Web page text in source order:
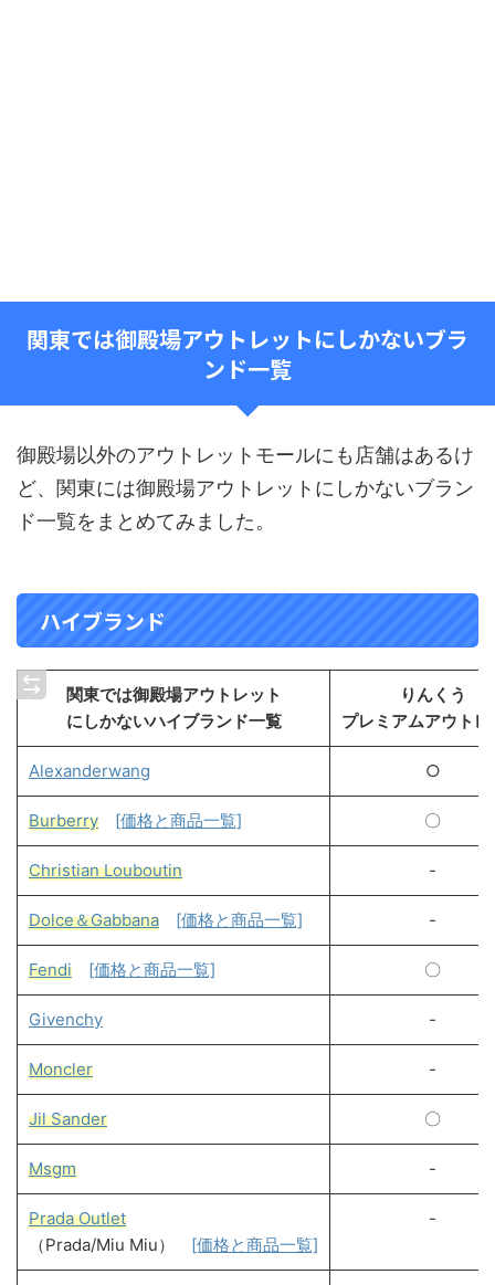
関東では御殿場アウトレットにしかないブラ
ンド一覧
御殿場以外のアウトレットモールにも店舗はあるけ
ど、関東には御殿場アウトレットにしかないブラン
ド一覧をまとめてみました。
ハイブランド
関東では御殿場アウトレット
にしかないハイブランド一覧
りんくう
プレミアムアウトレ
Alexanderwang ○
Burberry [価格と商品一覧] 〇
Christian Louboutin -
Dolce＆Gabbana [価格と商品一覧] -
Fendi [価格と商品一覧] 〇
Givenchy -
Moncler -
Jil Sander 〇
Msgm -
Prada Outlet
（Prada/Miu Miu） [価格と商品一覧]
-